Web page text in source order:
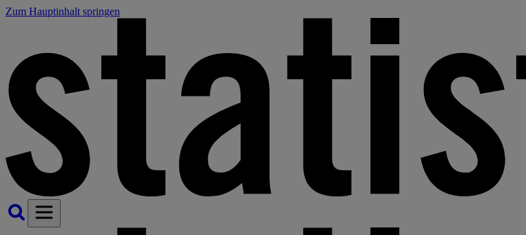
Zum Hauptinhalt springen